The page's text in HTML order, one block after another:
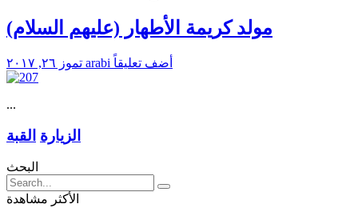
مولد كريمة الأطهار (عليهم السلام)
arabi أضف تعليقاً
...
الزيارة القبة
البحث
الأكثر مشاهدة